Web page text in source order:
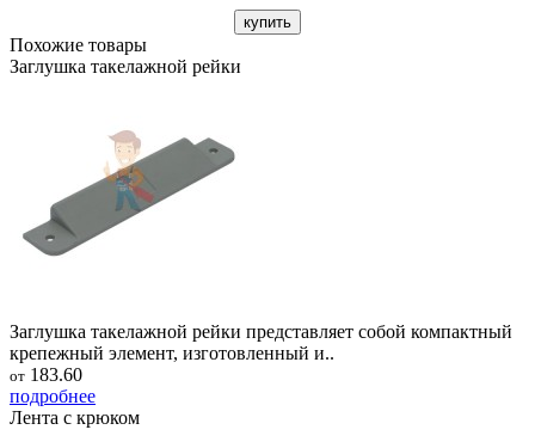
купить
Похожие товары
Заглушка такелажной рейки
Заглушка такелажной рейки представляет собой компактный
крепежный элемент, изготовленный и..
от 183.60
подробнее
Лента с крюком